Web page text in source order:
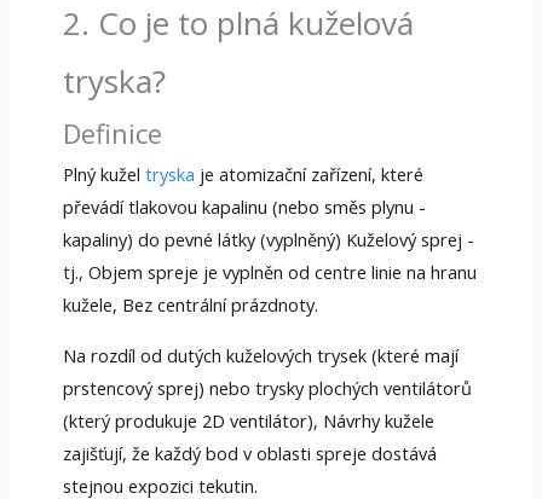
2. Co je to plná kuželová
tryska?
Definice
Plný kužel tryska je atomizační zařízení, které
převádí tlakovou kapalinu (nebo směs plynu -
kapaliny) do pevné látky (vyplněný) Kuželový sprej -
tj., Objem spreje je vyplněn od centre linie na hranu
kužele, Bez centrální prázdnoty.
Na rozdíl od dutých kuželových trysek (které mají
prstencový sprej) nebo trysky plochých ventilátorů
(který produkuje 2D ventilátor), Návrhy kužele
zajišťují, že každý bod v oblasti spreje dostává
stejnou expozici tekutin.